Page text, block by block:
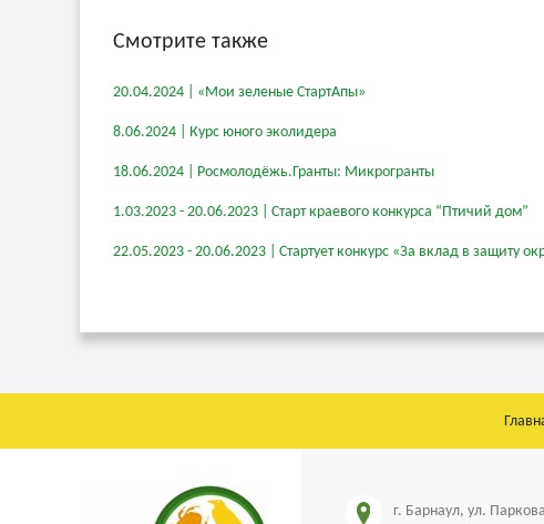
Смотрите также
20.04.2024 | «Мои зеленые СтартАпы»
8.06.2024 | Курс юного эколидера
18.06.2024 | Росмолодёжь.Гранты: Микрогранты
1.03.2023 - 20.06.2023 | Старт краевого конкурса “Птичий дом”
22.05.2023 - 20.06.2023 | Стартует конкурс «За вклад в защиту
г. Барнаул, ул.